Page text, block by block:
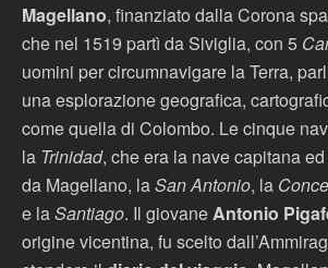
Magellano, finanziato dalla Corona
che nel 1519 partì da Siviglia, con 5
uomini per circumnavigare la Terra,
una esplorazione geografica,
come quella di Colombo. Le cinque
la Trinidad, che era la nave capitana
da Magellano, laSan Antonio, la
e laSantiago. Il giovaneAntonio
origine vicentina, fu scelto